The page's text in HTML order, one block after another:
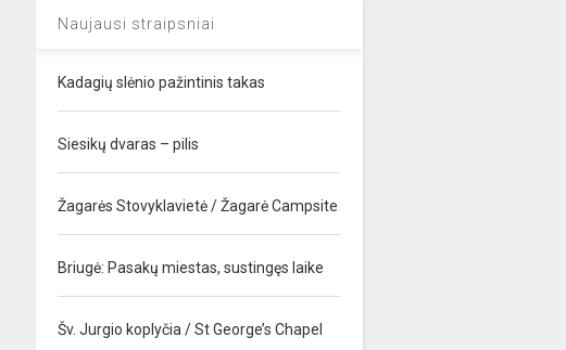
Naujausi straipsniai
Kadagių slėnio pažintinis takas
Siesikų dvaras – pilis
Žagarės Stovyklavietė / Žagarė Campsite
Briugė: Pasakų miestas, sustingęs laike
Šv. Jurgio koplyčia / St George’s Chapel